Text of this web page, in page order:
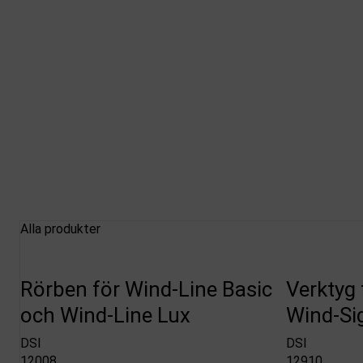
Alla produkter
Rörben för Wind-Line Basic
och Wind-Line Lux
DSI
Wind-
DSI